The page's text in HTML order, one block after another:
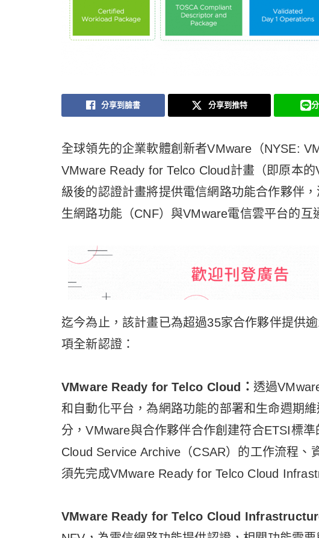
分享到臉書 分享到推特
全球領先的企業軟體創新者VMware（NYSE:
VMware Ready for Telco Cloud計畫（即原本
級後的認證計畫將提供電信網路功能合作夥伴
生網路功能（CNF）與VMware電信雲平台的互
迄今為止，該計畫已為超過35家合作夥伴提供
項全新認證：
VMware Ready for Telco Cloud ： 透過
和自動化平台，為網路功能的部署和生命週期
分，VMware與合作夥伴合作創建符合ETSI標
Cloud Service Archive（CSAR）的工作流程、
須先完成VMware Ready for Telco Cloud
VMware Ready for Telco Cloud